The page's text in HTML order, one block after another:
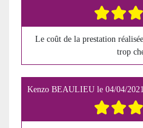
Le coût de la prestation
trop
Kenzo BEAULIEU le 04/04/2021